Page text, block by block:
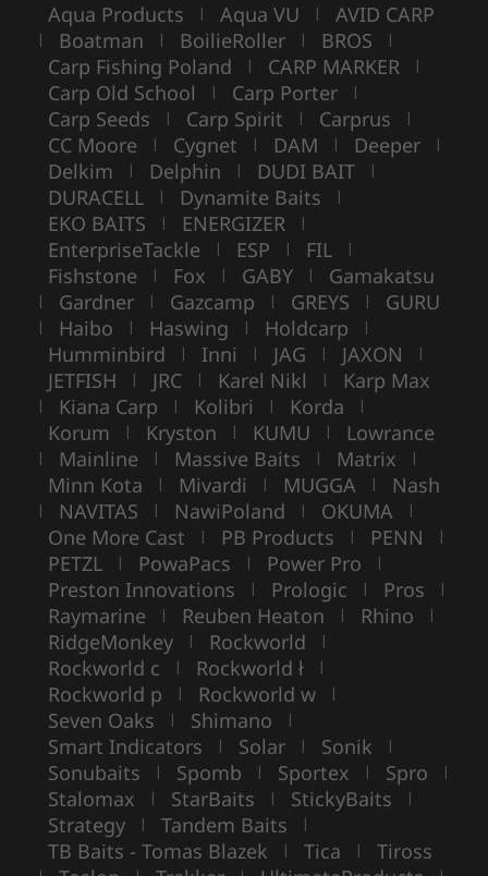
Aqua Products | Aqua VU | AVID CARP
| Boatman | BoilieRoller | BROS |
Carp Fishing Poland | CARP MARKER |
Carp Old School | Carp Porter |
Carp Seeds | Carp Spirit | Carprus |
CC Moore | Cygnet | DAM | Deeper |
Delkim | Delphin | DUDI BAIT |
DURACELL | Dynamite Baits |
EKO BAITS | ENERGIZER |
EnterpriseTackle | ESP | FIL |
Fishstone | Fox | GABY | Gamakatsu
| Gardner | Gazcamp | GREYS | GURU
| Haibo | Haswing | Holdcarp |
Humminbird | Inni | JAG | JAXON |
JETFISH | JRC | Karel Nikl | Karp Max
| Kiana Carp | Kolibri | Korda |
Korum | Kryston | KUMU | Lowrance
| Mainline | Massive Baits | Matrix |
Minn Kota | Mivardi | MUGGA | Nash
| NAVITAS | NawiPoland | OKUMA |
One More Cast | PB Products | PENN |
PETZL | PowaPacs | Power Pro |
Preston Innovations | Prologic | Pros |
Raymarine | Reuben Heaton | Rhino |
RidgeMonkey | Rockworld |
Rockworld c | Rockworld ł |
Rockworld p | Rockworld w |
Seven Oaks | Shimano |
Smart Indicators | Solar | Sonik |
Sonubaits | Spomb | Sportex | Spro |
Stalomax | StarBaits | StickyBaits |
Strategy | Tandem Baits |
TB Baits - Tomas Blazek | Tica | Tiross